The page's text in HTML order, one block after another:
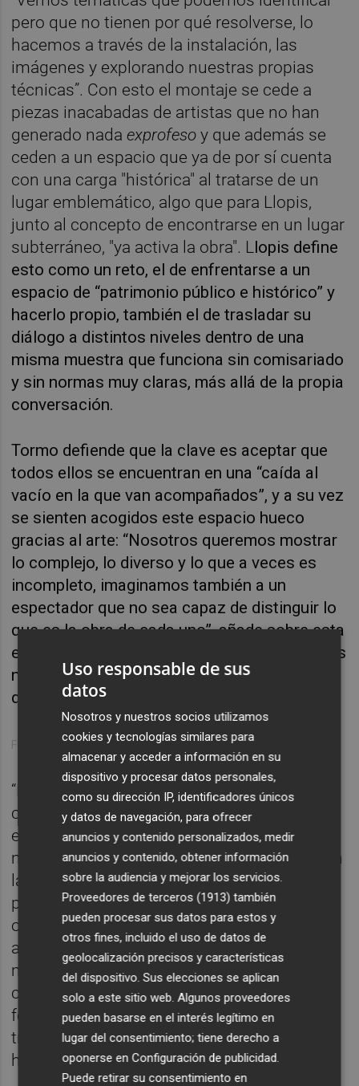
pero que no tienen por qué resolverse, lo
hacemos a través de la instalación, las
imágenes y explorando nuestras propias
técnicas”. Con esto el montaje se cede a
piezas inacabadas de artistas que no han
generado nadaexprofeso y que además se
ceden a un espacio que ya de por sí cuenta
con una carga "histórica" al tratarse de un
lugar emblemático, algo que para Llopis,
junto al concepto de encontrarse en un lugar
subterráneo, "ya activa la obra". L lopis define
esto como un reto, el de enfrentarse a un
espacio de “patrimonio público e histórico” y
hacerlo propio, también el de trasladar su
diálogo a distintos niveles dentro de una
misma muestra que funciona sin comisariado
y sin normas muy claras, más allá de la propia
conversación.
Tormo defiende que la clave es aceptar que
todos ellos se encuentran en una “caída al
vacío en la que van acompañados”, y a su vez
se sienten acogidos este espacio hueco
gracias al arte: “Nosotros queremos mostrar
lo complejo, lo diverso y lo que a veces es
incompleto, imaginamos también a un
espectador que no sea capaz de distinguir lo
que es la obra de cada uno”, añade sobre esta
exposición que va totalmente en contra de las
normas y con la que reescriben el concepto
de una muestra colectiva.
Fotos: MAR REYKJAVIK
“Para nosotros no hay ningún objetivo
centrado, no es algo que tengamos en claro
en nuestro pensamiento mientras
montamos la muestra. Es una exposición en
la que se va dibujando poco a poco el
proceso, somos tres personas con unos
orígenes bastantes complejos y el relato
acompaña a lo que nos sucede en ese
momento”, añade Tormo, quien recuerda
como el proyecto expositivo comienza
forjándose a través de una conversación a
tres en un espacio abierto y con diferentes
horizontes para cada uno de ellos.
Uso responsable de sus
datos
Nosotros y nuestros socios utilizamos
cookies y tecnologías similares para
almacenar y acceder a información en su
dispositivo y procesar datos personales,
como su dirección IP, identificadores únicos
y datos de navegación, para ofrecer
anuncios y contenido personalizados, medir
anuncios y contenido, obtener información
sobre la audiencia y mejorar los servicios.
Proveedores de terceros (1913) también
pueden procesar sus datos para estos y
otros fines, incluido el uso de datos de
geolocalización precisos y características
del dispositivo. Sus elecciones se aplican
solo a este sitio web. Algunos proveedores
pueden basarse en el interés legítimo en
lugar del consentimiento; tiene derecho a
oponerse enConfiguración de publicidad
Puede retirar su consentimiento en